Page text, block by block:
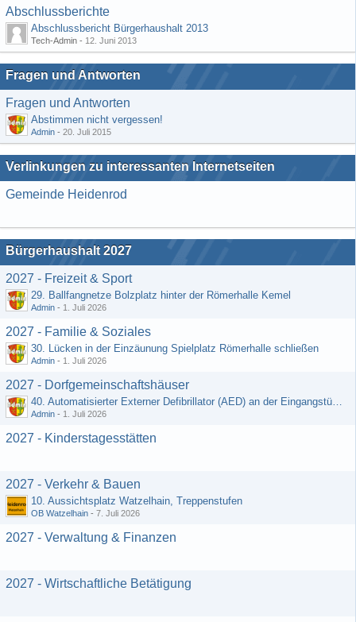
Abschlussberichte
Abschlussbericht Bürgerhaushalt 2013
Tech-Admin - 12. Juni 2013
Fragen und Antworten
Fragen und Antworten
Abstimmen nicht vergessen!
Admin - 20. Juli 2015
Verlinkungen zu interessanten Internetseiten
Gemeinde Heidenrod
Bürgerhaushalt 2027
2027 - Freizeit & Sport
29. Ballfangnetze Bolzplatz hinter der Römerhalle Kemel
Admin - 1. Juli 2026
2027 - Familie & Soziales
30. Lücken in der Einzäunung Spielplatz Römerhalle schließen
Admin - 1. Juli 2026
2027 - Dorfgemeinschaftshäuser
40. Automatisierter Externer Defibrillator (AED) an der Eingangstür zum DGH - Grebenroth
Admin - 1. Juli 2026
2027 - Kinderstagesstätten
2027 - Verkehr & Bauen
10. Aussichtsplatz Watzelhain, Treppenstufen
OB Watzelhain - 7. Juli 2026
2027 - Verwaltung & Finanzen
2027 - Wirtschaftliche Betätigung